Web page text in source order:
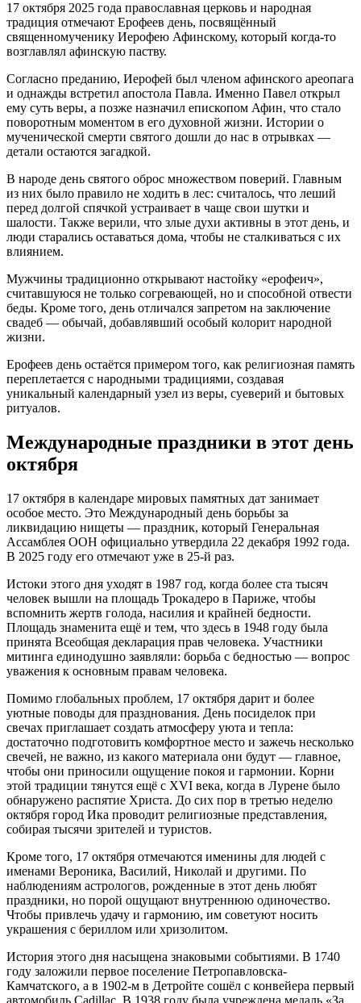
17 октября 2025 года православная церковь и народная
традиция отмечают Ерофеев день, посвящённый
священномученику Иерофею Афинскому, который когда-то
возглавлял афинскую паству.
Согласно преданию, Иерофей был членом афинского ареопага
и однажды встретил апостола Павла. Именно Павел открыл
ему суть веры, а позже назначил епископом Афин, что стало
поворотным моментом в его духовной жизни. Истории о
мученической смерти святого дошли до нас в отрывках —
детали остаются загадкой.
В народе день святого оброс множеством поверий. Главным
из них было правило не ходить в лес: считалось, что леший
перед долгой спячкой устраивает в чаще свои шутки и
шалости. Также верили, что злые духи активны в этот день, и
люди старались оставаться дома, чтобы не сталкиваться с их
влиянием.
Мужчины традиционно открывают настойку «ерофеич»,
считавшуюся не только согревающей, но и способной отвести
беды. Кроме того, день отличался запретом на заключение
свадеб — обычай, добавлявший особый колорит народной
жизни.
Ерофеев день остаётся примером того, как религиозная память
переплетается с народными традициями, создавая
уникальный календарный узел из веры, суеверий и бытовых
ритуалов.
Международные праздники в этот день
октября
17 октября в календаре мировых памятных дат занимает
особое место. Это Международный день борьбы за
ликвидацию нищеты — праздник, который Генеральная
Ассамблея ООН официально утвердила 22 декабря 1992 года.
В 2025 году его отмечают уже в 25-й раз.
Истоки этого дня уходят в 1987 год, когда более ста тысяч
человек вышли на площадь Трокадеро в Париже, чтобы
вспомнить жертв голода, насилия и крайней бедности.
Площадь знаменита ещё и тем, что здесь в 1948 году была
принята Всеобщая декларация прав человека. Участники
митинга единодушно заявляли: борьба с бедностью — вопрос
уважения к основным правам человека.
Помимо глобальных проблем, 17 октября дарит и более
уютные поводы для празднования. День посиделок при
свечах приглашает создать атмосферу уюта и тепла:
достаточно подготовить комфортное место и зажечь несколько
свечей, не важно, из какого материала они будут — главное,
чтобы они приносили ощущение покоя и гармонии. Корни
этой традиции тянутся ещё с XVI века, когда в Лурене было
обнаружено распятие Христа. До сих пор в третью неделю
октября город Ика проводит религиозные представления,
собирая тысячи зрителей и туристов.
Кроме того, 17 октября отмечаются именины для людей с
именами Вероника, Василий, Николай и другими. По
наблюдениям астрологов, рожденные в этот день любят
праздники, но порой ощущают внутреннюю одиночество.
Чтобы привлечь удачу и гармонию, им советуют носить
украшения с бериллом или хризолитом.
История этого дня насыщена знаковыми событиями. В 1740
году заложили первое поселение Петропавловска-
Камчатского, а в 1902-м в Детройте сошёл с конвейера первый
автомобиль Cadillac. В 1938 году была учреждена медаль «За